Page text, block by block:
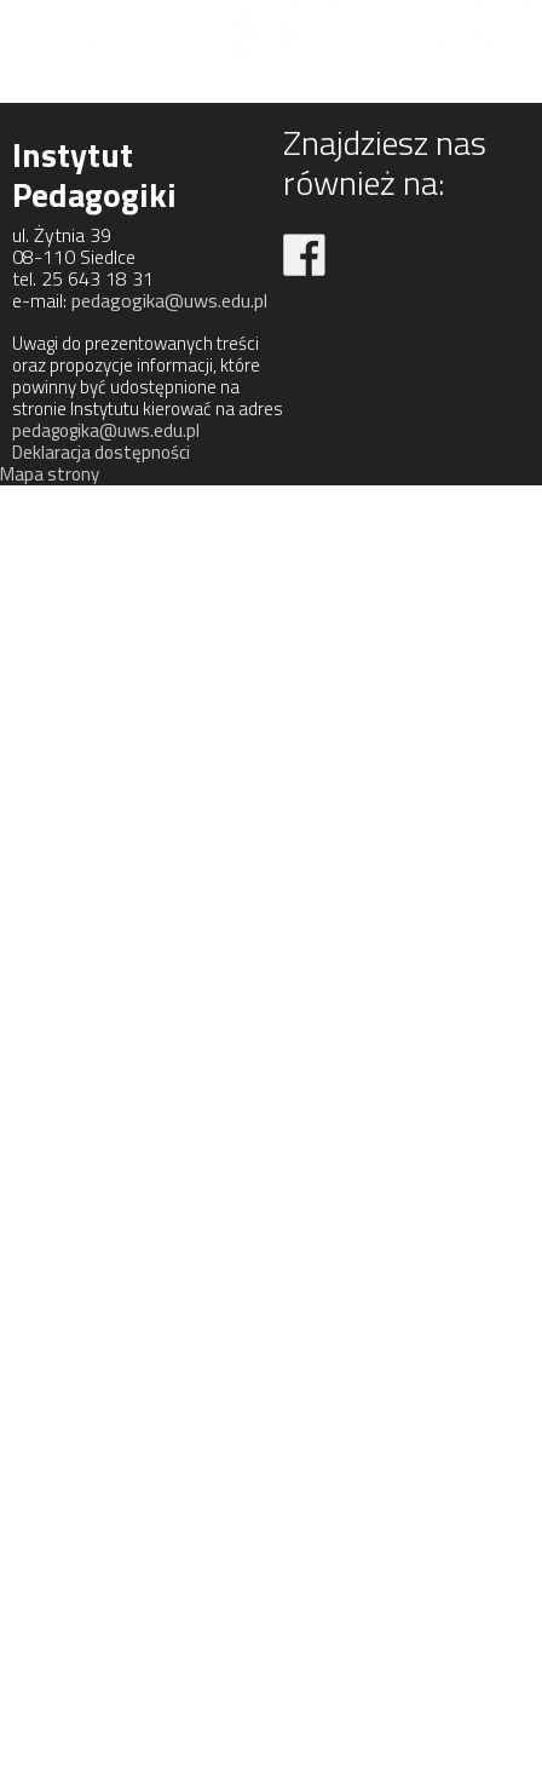
Instytut
Pedagogiki
ul. Żytnia 39
08-110 Siedlce
tel. 25 643 18 31
e-mail: pedagogika@uws.edu.pl
Uwagi do prezentowanych treści
oraz propozycje informacji, które
powinny być udostępnione na
stronie Instytutu kierować na adres
pedagogika@uws.edu.pl
Deklaracja dostępności
Znajdziesz nas
również na:
Mapa strony